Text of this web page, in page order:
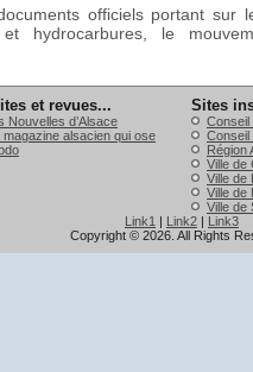
officiels portant sur
hydrocarbures, le
et revues...
Nouvelles d’Alsace
magazine alsacien qui ose
Sites
Conseil
Conseil
Région
Ville de
Ville de
Ville de
Ville de
Link1 | Link2 | Link3
Copyright © 2026. All Rights